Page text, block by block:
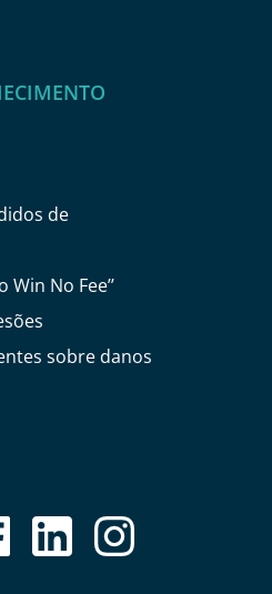
de
Win No Fee’’
sobre danos